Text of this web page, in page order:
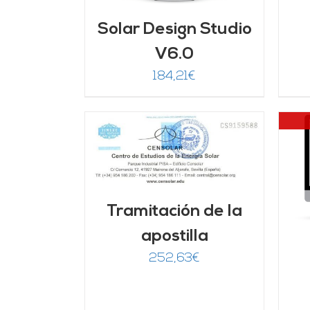
Solar Design Studio
V6.0
184,21€
Tramitación de la
apostilla
252,63€
DETALLES